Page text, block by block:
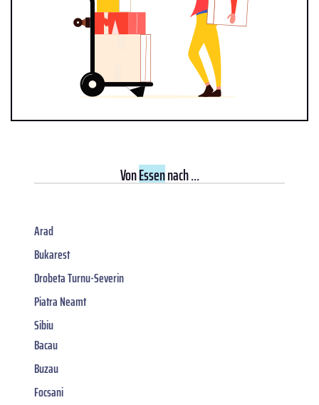
VonEssennach ...
Arad
Bukarest
Drobeta Turnu-Severin
Piatra Neamt
Sibiu
Bacau
Buzau
Focsani